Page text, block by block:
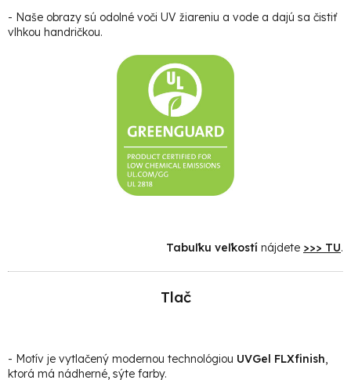
- Naše obrazy sú odolné voči UV žiareniu a vode a dajú sa čistiť
vlhkou handričkou.
Tabuľku veľkostí nájdete >>> TU.
Tlač
- Motív je vytlačený modernou technológiou UVGel FLXfinish,
ktorá má nádherné, sýte farby.